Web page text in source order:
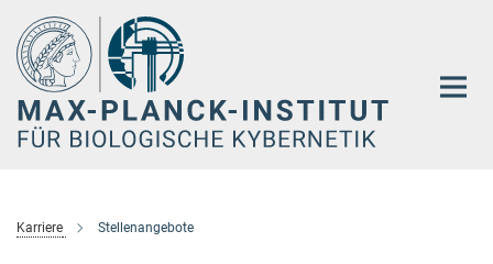
Hauptinhalt
Karriere Stellenangebote